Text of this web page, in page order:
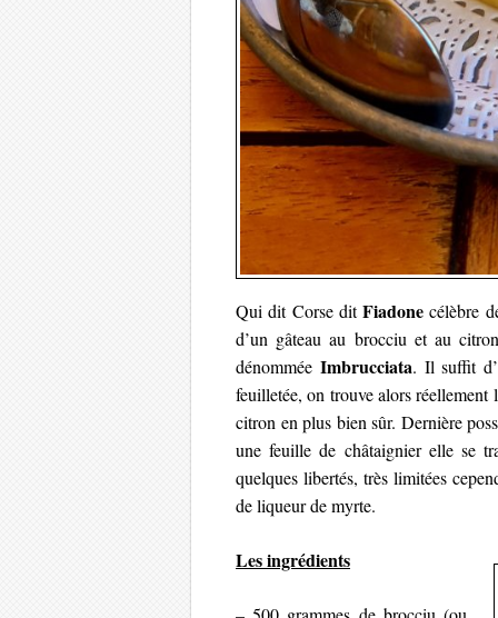
Qui dit Corse ditFiadone célèbre
d’un gâteau au brocciu et au
dénommée Imbrucciata. Il suffit
feuilletée, on trouve alors réellement
citron en plus bien sûr. Dernière
une feuille de châtaignier elle se
quelques libertés, très limitées
de liqueur de myrte.
Les ingrédients